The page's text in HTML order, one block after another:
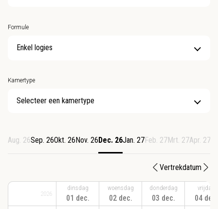
Formule
Kamertype
Selecteer een kamertype
Aug. 26Sep. 26Okt. 26 Nov. 26 Dec. 26Jan. 27Feb. 27Mrt. 27Apr. 27
Vertrekdatum
2026
dinsdag
01 dec.
woensdag
02 dec.
donderdag
03 dec.
vrijdag
04 dec.